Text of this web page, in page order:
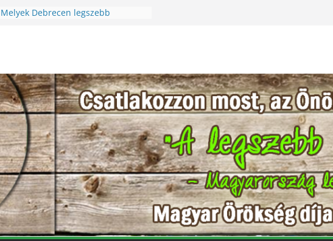
Melyek Debrecen legszebb
nógrádi óvoda! Különleges módon
nevelik a természet szeretetére a
legkisebbeket
Keresik Debrecen legszebb
konyhakertjeit
Debrecen – Ültess, gondozd, nyerj:
Debrecen legszebb konyhakertjeit
keresik – videóval